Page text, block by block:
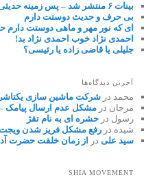
بینات ۶ منتشر شد – پس زمینه حدیثی ویندوز
بی حرف و حدیث دوستت دارم
ای که نور مهر و ماهی دوستت دارم
احمدی نژاد خوب احمدی نژاد بد!
جلیلی یا قاضی زاده یا رئیسی؟
آخرین دیدگاه‌ها
محمد درشرکت ماشین سازی
مرجان درمشکل عدم ارسال پیامک
رسول درحشره ای به نام تقژ
شیده دررفع مشکل فریز شدن ویجت
سید علی در از زمان خلقت حضرت
SHIA MOVEMENT